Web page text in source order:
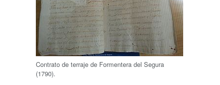
Contrato de terraje de Formentera del Segura
(1790).